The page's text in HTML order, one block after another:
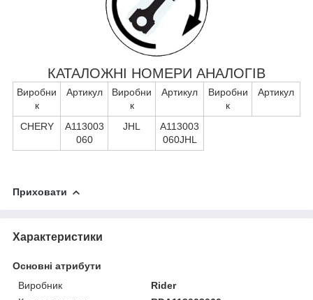
КАТАЛОЖНІ НОМЕРИ АНАЛОГІВ
Виробни
к
Артикул
Виробни
к
Артикул
Виробни
к
Артикул
CHERY
A113003
060
JHL
A113003
060JHL
Приховати
Характеристики
Основні атрибути
Виробник
Rider